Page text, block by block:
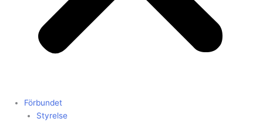
Förbundet
Styrelse